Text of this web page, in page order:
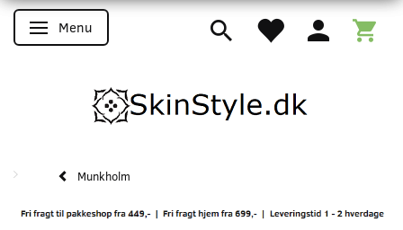
Skifte navigation
Menu
Munkholm